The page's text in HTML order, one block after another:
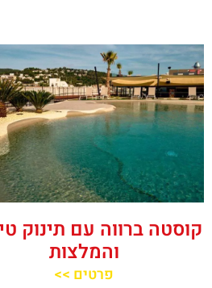
קוסטה ברווה עם תינוק
והמלצות
פרטים >>